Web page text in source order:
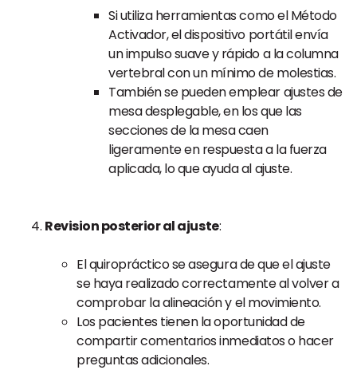
Si utiliza herramientas como el Método
Activador, el dispositivo portátil envía
un impulso suave y rápido a la columna
vertebral con un mínimo de molestias.
También se pueden emplear ajustes de
mesa desplegable, en los que las
secciones de la mesa caen
ligeramente en respuesta a la fuerza
aplicada, lo que ayuda al ajuste.
Revision posterior al ajuste:
El quiropráctico se asegura de que el ajuste
se haya realizado correctamente al volver a
comprobar la alineación y el movimiento.
Los pacientes tienen la oportunidad de
compartir comentarios inmediatos o hacer
preguntas adicionales.